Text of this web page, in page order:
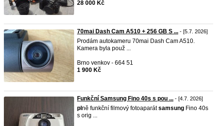
28 000 Kč
70mai Dash Cam A510 + 256 GB S ... - [5.7. 2026]
Prodám autokameru 70mai Dash Cam A510.
Kamera byla použ ...
Brno venkov - 664 51
1 900 Kč
Funkční Samsung Fino 40s s pou ... - [4.7. 2026]
pl ně funkční filmový fotoaparátsamsung Fino 40s
s orig ...